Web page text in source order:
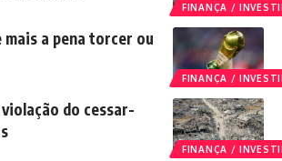
FINANÇA /
FINANÇA /
mais a pena torcer ou
FINANÇA /
do cessar-